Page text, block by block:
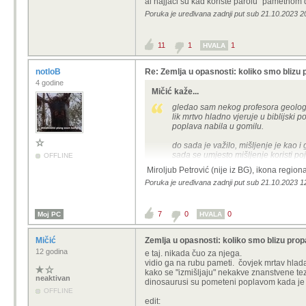
Poruka je uređivana zadnji put sub 21.10.2023
11 1 HVALA 1
notloB
4 godine
OFFLINE
Re: Zemlja u opasnosti: koliko smo blizu
Mičić kaže...
gledao sam nekog profesora
lik mrtvo hladno vjeruje u biblijski
poplava nabila u gomilu.
do sada je važilo, mišljenje je kao i
sada se umjesto mišljenje koristi
al najjači su kad koriste parolu
Miroljub Petrović (nije iz BG), ikona
Poruka je uređivana zadnji put sub 21.10.2023
Moj PC 7 0 HVALA 0
Mičić
12 godina
neaktivan
OFFLINE
Zemlja u opasnosti: koliko smo blizu
e taj. nikada čuo za njega.
vidio ga na rubu pameti. čovjek mrtav
kako se "izmišljaju" nekakve znanstvene
dinosaurusi su pometeni poplavom kada
edit: